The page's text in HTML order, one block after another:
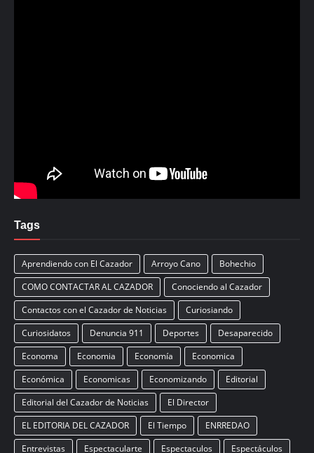
Tags
Aprendiendo con El Cazador Arroyo Cano
Bohechio
COMO CONTACTAR AL CAZADOR
Conociendo al Cazador
Contactos con el Cazador de Noticias
Curiosiando
Curiosidatos
Denuncia 911 Deportes
Desaparecido
Economa
Economia Economía
Economica
Económica
Economicas Economizando
Editorial
Editorial del Cazador de Noticias
El Director
EL EDITORIA DEL CAZADOR
El Tiempo
ENRREDAO
Entrevistas
Espectacularte Espectaculos
Espectáculos